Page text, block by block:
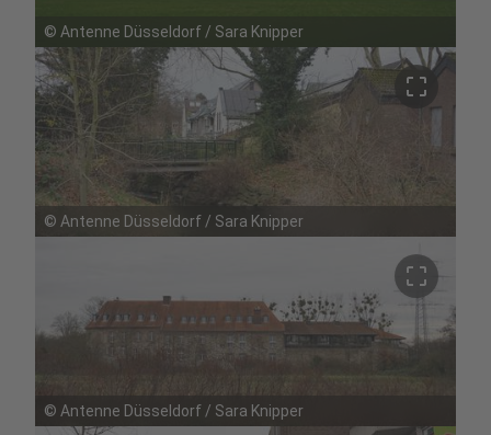
© Antenne Düsseldorf / Sara Knipper
crop_free
© Antenne Düsseldorf / Sara Knipper
crop_free
© Antenne Düsseldorf / Sara Knipper